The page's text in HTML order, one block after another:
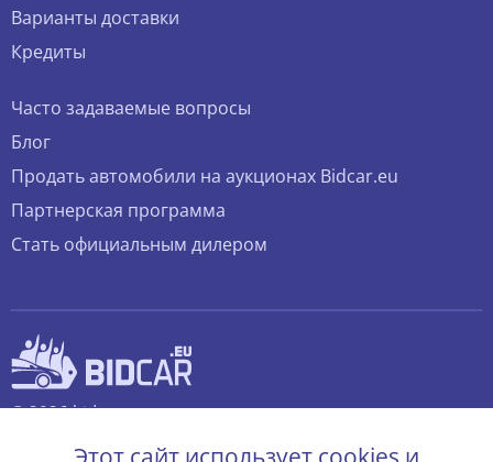
Варианты доставки
Кредиты
Часто задаваемые вопросы
Блог
Продать автомобили на аукционах Bidcar.eu
Партнерская программа
Стать официальным дилером
© 2026 bidcar.eu